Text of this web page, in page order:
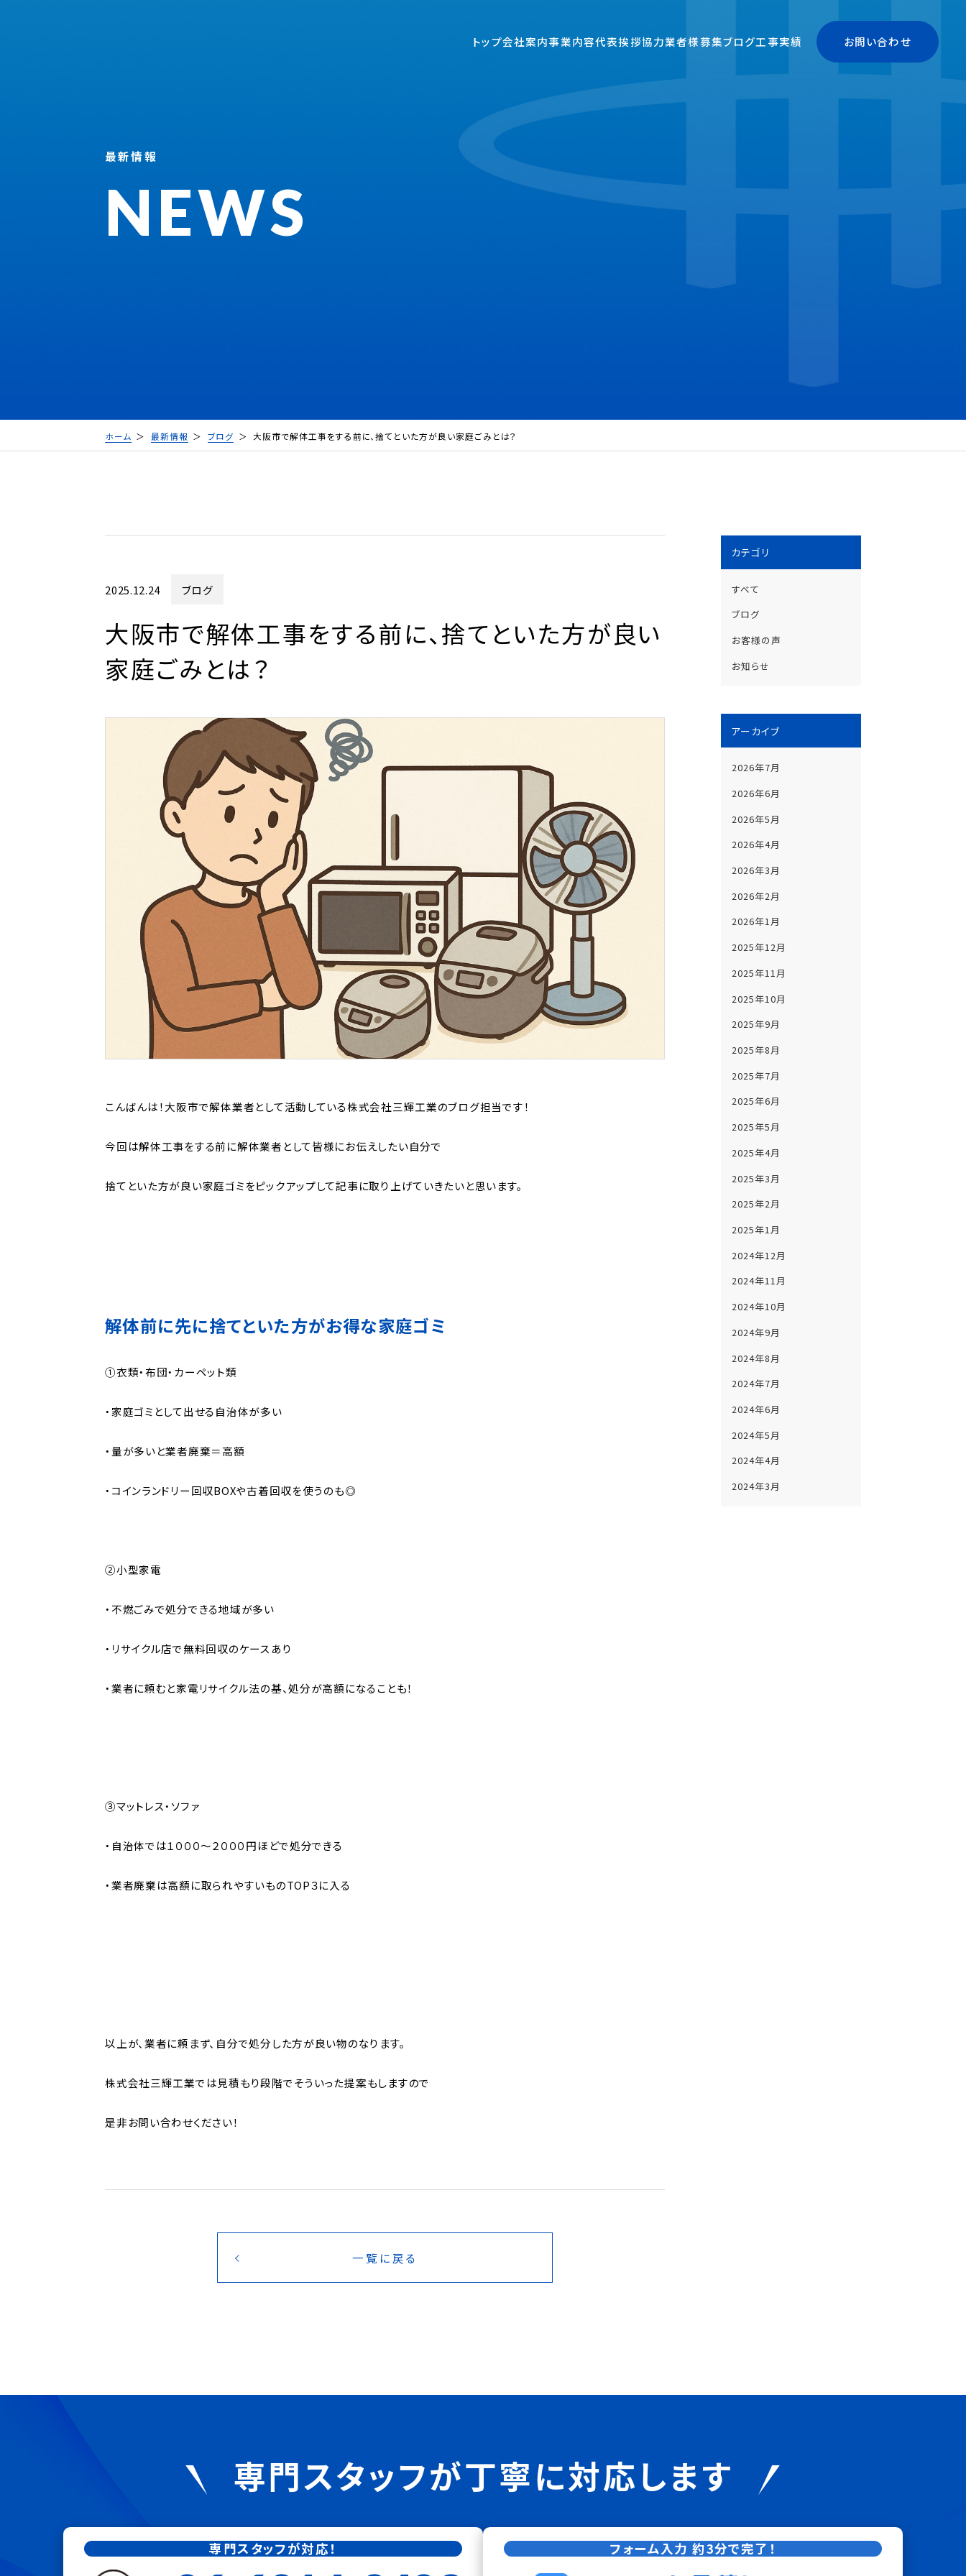
トップ会社案内事業内容代表挨拶協力業者様募集ブログ工事実績 お問い合わせ
NEWS
最新情報
ホーム 最新情報 ブログ 大阪市で解体工事をする前に、捨てといた方が良い家庭ごみとは？
2025.12.24 ブログ
大阪市で解体工事をする前に、捨てといた方が良い
家庭ごみとは？
こんばんは！大阪市で解体業者として活動している株式会社三輝工業のブログ担当です！
今回は解体工事をする前に解体業者として皆様にお伝えしたい自分で
捨てといた方が良い家庭ゴミをピックアップして記事に取り上げていきたいと思います。
解体前に先に捨てといた方がお得な家庭ゴミ
①衣類・布団・カーペット類
・家庭ゴミとして出せる自治体が多い
・量が多いと業者廃棄＝高額
・コインランドリー回収BOXや古着回収を使うのも◎
②小型家電
・不燃ごみで処分できる地域が多い
・リサイクル店で無料回収のケースあり
・業者に頼むと家電リサイクル法の基、処分が高額になることも！
③マットレス・ソファ
・自治体では１０００～２０００円ほどで処分できる
・業者廃棄は高額に取られやすいものTOP３に入る
以上が、業者に頼まず、自分で処分した方が良い物のなります。
株式会社三輝工業では見積もり段階でそういった提案もしますので
是非お問い合わせください！
一覧に戻る
カテゴリ
すべて
ブログ
お客様の声
お知らせ
アーカイブ
2026年7月
2026年6月
2026年5月
2026年4月
2026年3月
2026年2月
2026年1月
2025年12月
2025年11月
2025年10月
2025年9月
2025年8月
2025年7月
2025年6月
2025年5月
2025年4月
2025年3月
2025年2月
2025年1月
2024年12月
2024年11月
2024年10月
2024年9月
2024年8月
2024年7月
2024年6月
2024年5月
2024年4月
2024年3月
専門スタッフが丁寧に対応します
専門スタッフが対応！ フォーム入力 約3分で完了！